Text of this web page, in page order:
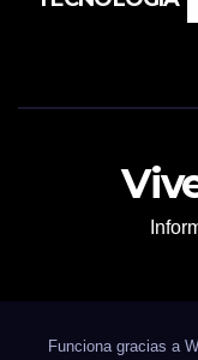
Funciona gracias a